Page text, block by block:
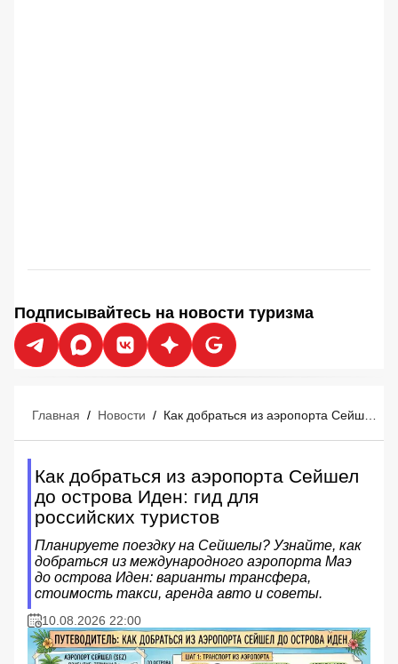
Подписывайтесь на новости туризма
Главная / Новости /
Как добраться из аэропорта Сейшел
до острова Иден: гид для
российских туристов
Планируете поездку на Сейшелы? Узнайте, как
добраться из международного аэропорта Маэ
до острова Иден: варианты трансфера,
стоимость такси, аренда авто и советы.
10.08.2026 22:00